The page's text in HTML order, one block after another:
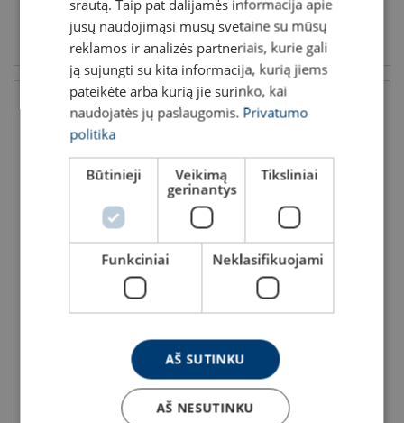
Peržiūrėti produktą Peržiūrėti produktą
Guminė kėlimo pagalvė
Peržiūrėti produktą
Vamzdžių sandarinimo ir
bandymų pagalvė
Peržiūrėti produktą
srautą. Taip pat dalijamės informacija apie
jūsų naudojimąsi mūsų svetaine su mūsų
reklamos ir analizės partneriais, kurie gali
ją sujungti su kita informacija, kurią jiems
pateikėte arba kurią jie surinko, kai
naudojatės jų paslaugomis. Privatumo
politika
Būtinieji
Veikimą
gerinantys
Tiksliniai
Funkciniai Neklasifikuojami
AŠ SUTINKU
AŠ NESUTINKU